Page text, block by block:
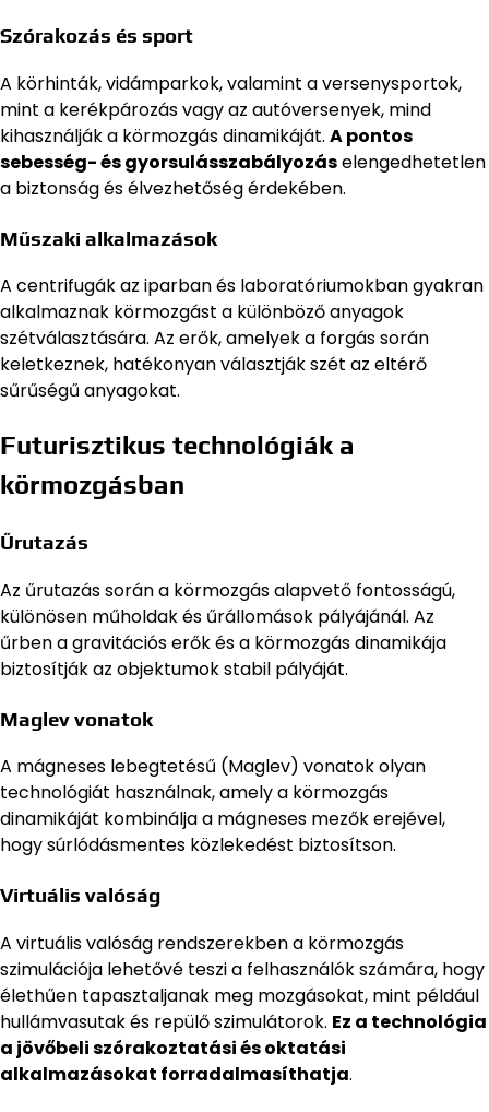
Szórakozás és sport
A körhinták, vidámparkok, valamint a versenysportok,
mint a kerékpározás vagy az autóversenyek, mind
kihasználják a körmozgás dinamikáját. A pontos
sebesség- és gyorsulásszabályozáselengedhetetlen
a biztonság és élvezhetőség érdekében.
Műszaki alkalmazások
A centrifugák az iparban és laboratóriumokban gyakran
alkalmaznak körmozgást a különböző anyagok
szétválasztására. Az erők, amelyek a forgás során
keletkeznek, hatékonyan választják szét az eltérő
sűrűségű anyagokat.
Futurisztikus technológiák a
körmozgásban
Űrutazás
Az űrutazás során a körmozgás alapvető fontosságú,
különösen műholdak és űrállomások pályájánál. Az
űrben a gravitációs erők és a körmozgás dinamikája
biztosítják az objektumok stabil pályáját.
Maglev vonatok
A mágneses lebegtetésű (Maglev) vonatok olyan
technológiát használnak, amely a körmozgás
dinamikáját kombinálja a mágneses mezők erejével,
hogy súrlódásmentes közlekedést biztosítson.
Virtuális valóság
A virtuális valóság rendszerekben a körmozgás
szimulációja lehetővé teszi a felhasználók számára, hogy
élethűen tapasztaljanak meg mozgásokat, mint például
hullámvasutak és repülő szimulátorok. Ez a technológia
a jövőbeli szórakoztatási és oktatási
alkalmazásokat forradalmasíthatja.